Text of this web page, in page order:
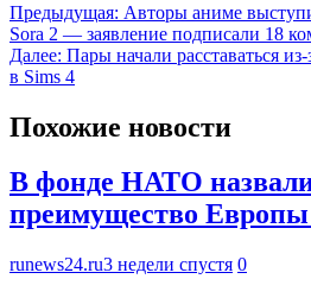
Предыдущая: Авторы аниме
Sora 2 — заявление подписали 18
Далее: Пары начали расставаться
в Sims 4
Похожие новости
В фонде НАТО назвали
преимущество Европы
runews24.ru3 недели спустя 0